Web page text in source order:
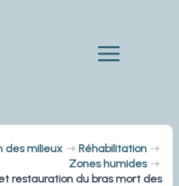
Main
des milieux
Réhabilitation
Zones humides
restauration du bras mort des